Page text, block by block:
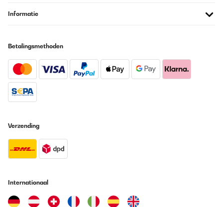
Informatie
Betalingsmethoden
Verzending
Internationaal